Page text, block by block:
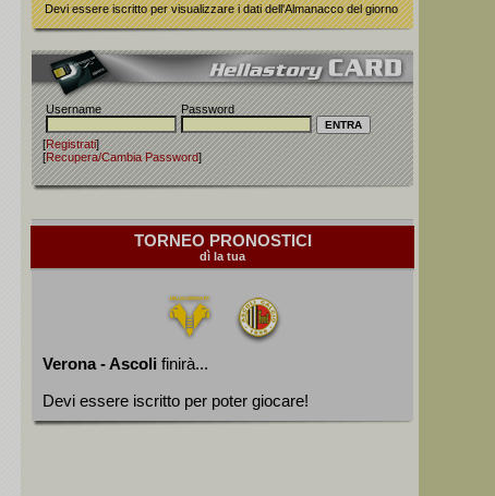
Devi essere iscritto per visualizzare i dati dell'Almanacco del giorno
Username Password
[Registrati]
[Recupera/Cambia Password]
TORNEO PRONOSTICI
dì la tua
Verona - Ascoli finirà...
Devi essere iscritto per poter giocare!